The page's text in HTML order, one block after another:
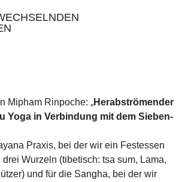
Mipham Rinpoche: „Herabströmender
Yoga in Verbindung mit dem Sieben-
Praxis, bei der wir ein Festessen
Wurzeln (tibetisch: tsa sum, Lama,
und für die Sangha, bei der wir